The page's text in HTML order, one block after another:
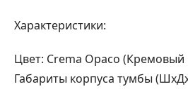
Характеристики:
Цвет: Crema Opaco
Габариты корпуса тумбы